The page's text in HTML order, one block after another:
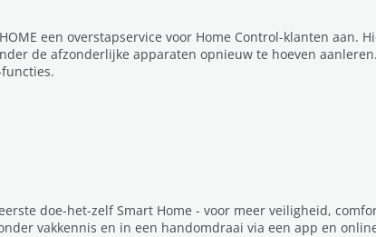
een overstapservice voor Home Control-klanten aan.
de afzonderlijke apparaten opnieuw te hoeven aanleren.
doe-het-zelf Smart Home - voor meer veiligheid,
vakkennis en in een handomdraai via een app en